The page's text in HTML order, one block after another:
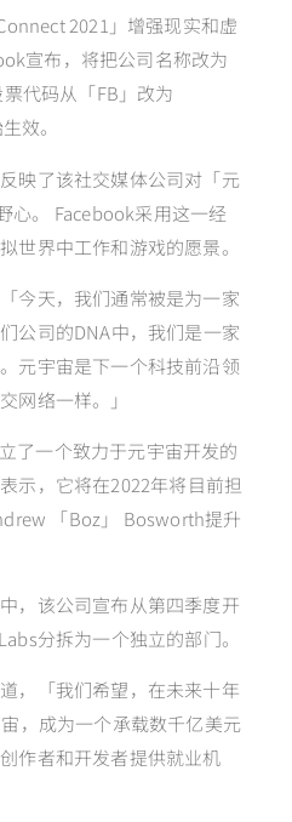
2021」增强现实和虚
宣布，将把公司名称改为
票代码从「FB」改为
效。
映了该社交媒体公司对「元
心。 Facebook采用这一经
世界中工作和游戏的愿景。
今天，我们通常被是为一家
公司的DNA中，我们是一家
元宇宙是下一个科技前沿领
网络一样。」
了一个致力于元宇宙开发的
示，它将在2022年将目前担
「Boz」 Bosworth提升
，该公司宣布从第四季度开
分拆为一个独立的部门。
，「我们希望，在未来十年
，成为一个承载数千亿美元
作者和开发者提供就业机